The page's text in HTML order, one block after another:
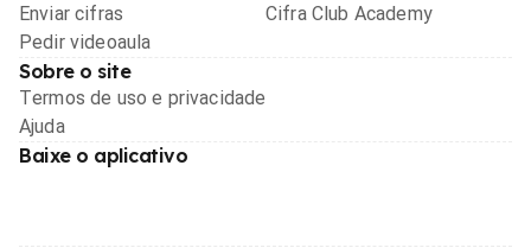
Enviar cifras
Pedir videoaula
Cifra Club Academy
Sobre o site
Termos de uso e privacidade
Ajuda
Baixe o aplicativo